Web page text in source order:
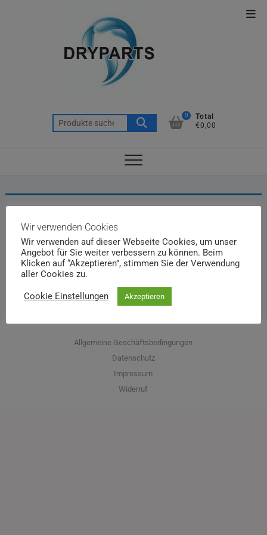
Suche
nach:
0
Total
€0,00
Auswahl entsprechen.
Allgemeine Geschäftsbedingungen
Datenschutz
Impressum
Widerruf
Wir verwenden Cookies
Wir verwenden auf dieser Webseite Cookies, um unser
Angebot für Sie weiter verbessern zu können. Beim
Klicken auf “Akzeptieren”, stimmen Sie der Verwendung
aller Cookies zu.
Cookie Einstellungen Akzeptieren